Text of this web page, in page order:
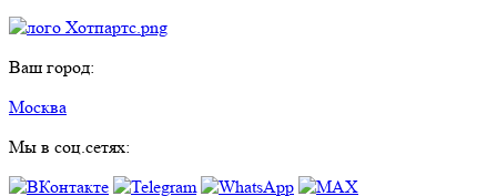
Ваш город:
Москва
Мы в соц.сетях: